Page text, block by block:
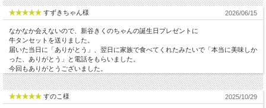
すずきちゃん様 2026/06/15
なかなか会えないので、新谷きくのちゃんの誕生日プレゼントに
牛タンセットを送りました。
届いた当日に「ありがとう」、翌日に家族で食べてくれたみたいで「本当に美味しか
った、ありがとう」と電話をもらいました。
今回もありがとうございました。
すのこ様 2025/10/29